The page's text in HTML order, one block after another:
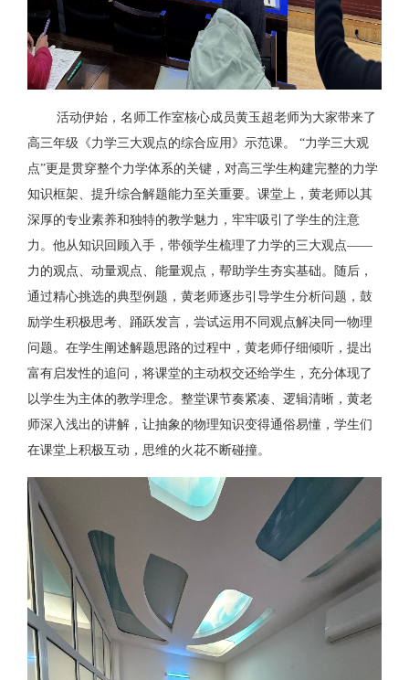
活动伊始，名师工作室核心成员黄玉超老师为大家带来了
高三年级《力学三大观点的综合应用》示范课。
“力学三大观
点”更是贯穿整个力学体系的关键，对高三学生构建完整的力学
知识框架、提升综合解题能力至关重要。课堂上，黄老师以其
深厚的专业素养和独特的教学魅力，牢牢吸引了学生的注意
力。他从知识回顾入手，带领学生梳理了力学的三大观点——
力的观点、动量观点、能量观点，帮助学生夯实基础。随后，
通过精心挑选的典型例题，黄老师逐步引导学生分析问题，鼓
励学生积极思考、踊跃发言，尝试运用不同观点解决同一物理
问题。在学生阐述解题思路的过程中，黄老师仔细倾听，提出
富有启发性的追问，将课堂的主动权交还给学生，充分体现了
以学生为主体的教学理念。整堂课节奏紧凑、逻辑清晰，黄老
师深入浅出的讲解，让抽象的物理知识变得通俗易懂，学生们
在课堂上积极互动，思维的火花不断碰撞。